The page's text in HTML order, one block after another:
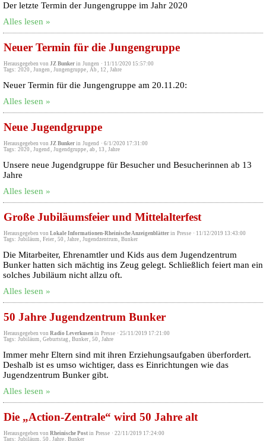
Der letzte Termin der Jungengruppe im Jahr 2020
Alles lesen »
Neuer Termin für die Jungengruppe
Herausgegeben von JZ Bunker in Jungen · 11/11/2020 15:57:00
Tags: 2020 , Jungen , Jungengruppe, Ab , 12 , Jahre
Neuer Termin für die Jungengruppe am 20.11.20:
Alles lesen »
Neue Jugendgruppe
Herausgegeben von JZ Bunker in Jugend · 6/1/2020 17:31:00
Tags: 2020 , Jugend , Jugendgruppe, ab , 13 , Jahre
Unsere neue Jugendgruppe für Besucher und Besucherinnen ab 13
Jahre
Alles lesen »
Große Jubiläumsfeier und Mittelalterfest
Herausgegeben von Lokale Informationen-Rheinische Anzeigenblätter in Presse · 11/12/2019 13:43:00
Tags: Jubiläum, Feier, 50 , Jahre, Jugendzentrum, Bunker
Die Mitarbeiter, Ehrenamtler und Kids aus dem Jugendzentrum
Bunker hatten sich mächtig ins Zeug gelegt. Schließlich feiert man ein
solches Jubiläum nicht allzu oft.
Alles lesen »
50 Jahre Jugendzentrum Bunker
Herausgegeben von Radio Leverkusen in Presse · 25/11/2019 17:21:00
Tags: Jubiläum, Geburtstag , Bunker, 50 , Jahre
Immer mehr Eltern sind mit ihren Erziehungsaufgaben überfordert.
Deshalb ist es umso wichtiger, dass es Einrichtungen wie das
Jugendzentrum Bunker gibt.
Alles lesen »
Die „Action-Zentrale“ wird 50 Jahre alt
Herausgegeben von Rheinische Post in Presse · 22/11/2019 17:24:00
Tags: Jubiläum, 50 , Jahre, Bunker